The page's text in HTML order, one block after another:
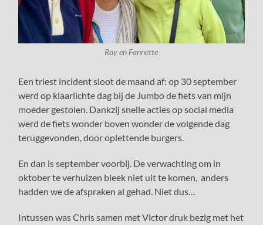
Ray en Fannette
Een triest incident sloot de maand af: op 30 september
werd op klaarlichte dag bij de Jumbo de fiets van mijn
moeder gestolen. Dankzij snelle acties op social media
werd de fiets wonder boven wonder de volgende dag
teruggevonden, door oplettende burgers.
En dan is september voorbij. De verwachting om in
oktober te verhuizen bleek niet uit te komen, anders
hadden we de afspraken al gehad. Niet dus…
Intussen was Chris samen met Victor druk bezig met het